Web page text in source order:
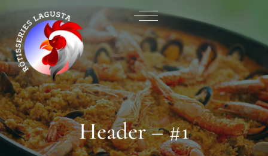
Header – #1